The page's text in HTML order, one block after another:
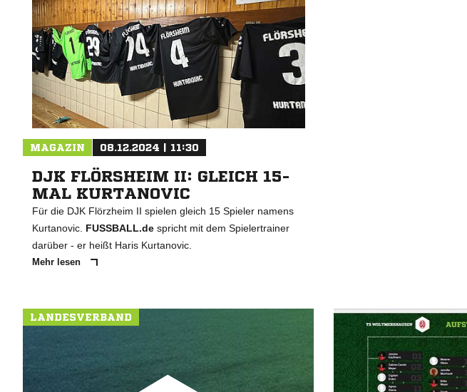
MAGAZIN 08.12.2024 | 11:30
DJK FLÖRSHEIM II: GLEICH 15-
MAL KURTANOVIC
Für die DJK Flörzheim II spielen gleich 15 Spieler namens
Kurtanovic. FUSSBALL.de spricht mit dem Spielertrainer
darüber - er heißt Haris Kurtanovic.
Mehr lesen
LANDESVERBAND